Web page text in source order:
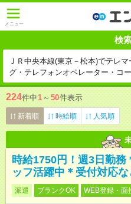
メニュー
検
ＪＲ中央本線(東京－松本)でテレマ
グ・テレフォンオペレーター・コ
バイト一覧
224件中1 ～ 50件表示
新着順 時給順 人気順
時給1750円！週3日勤務
ッフ活躍中＊受付対応な
派遣 ブランクOK WEB登録・面